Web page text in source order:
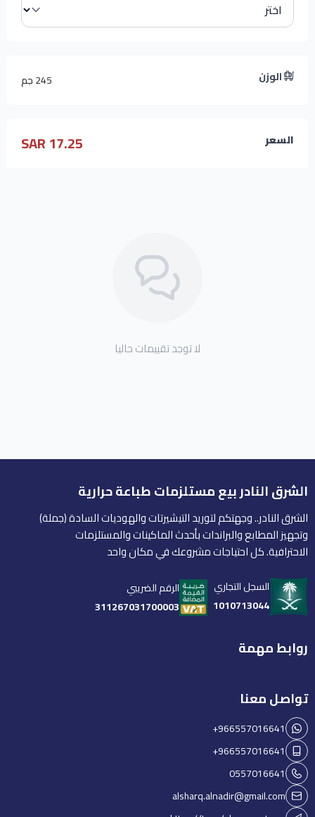
الوزن 245 جم
السعر 17.25 SAR
لا توجد تقييمات حاليا
الشرق النادر بيع مستلزمات طباعة حرارية
الشرق النادر.. وجهتكم لتوريد التيشيرتات والهوديات السادة (جملة)
وتجهيز المطابع والبراندات بأحدث الماكينات والمستلزمات
الاحترافية. كل احتياجات مشروعك في مكان واحد
السجل التجاري
1010713044
الرقم الضريبي
311267031700003
روابط مهمة
تواصل معنا
+966557016641
+966557016641
0557016641
alsharq.alnadir@gmail.com